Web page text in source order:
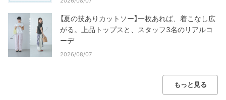
【夏の技ありカットソー】一枚あれば、着こなし広
がる。上品トップスと、スタッフ3名のリアルコ
ーデ
2026/08/07
もっと見る